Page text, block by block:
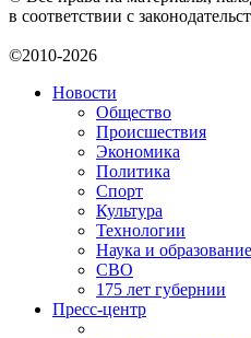
в соответствии с
©2010-2026
Новости
Общество
Происшествия
Экономика
Политика
Спорт
Культура
Технологии
Наука и образование
СВО
175 лет губернии
Пресс-центр